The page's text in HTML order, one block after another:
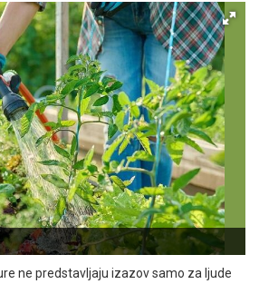
ne predstavljaju izazov samo za ljude